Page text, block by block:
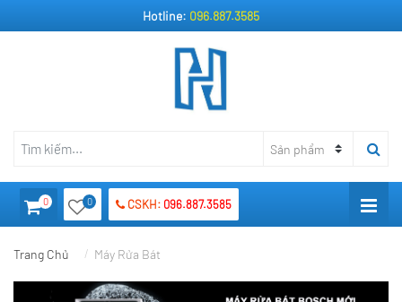
Hotline: 096.887.3585
0 0 CSKH: 096.887.3585
Trang Chủ Máy Rửa Bát